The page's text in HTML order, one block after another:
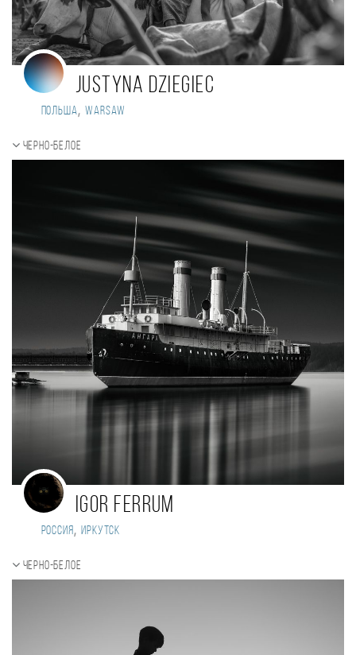
Justyna Dziegiec
Польша, Warsaw
Черно-белое
Igor Ferrum
Россия, Иркутск
Черно-белое